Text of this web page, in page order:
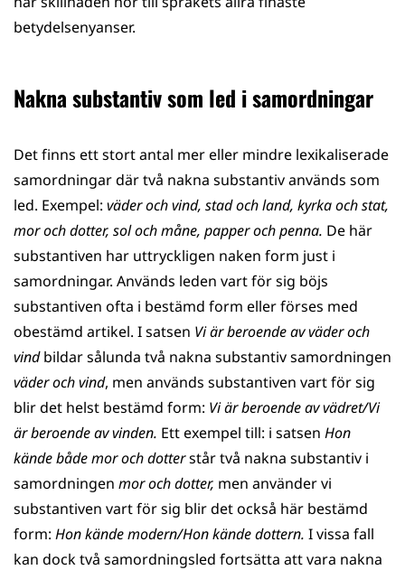
betydelsenyanser.
Nakna substantiv som led i samordningar
Det finns ett stort antal mer eller mindre lexikaliserade
samordningar där två nakna substantiv används som
led. Exempel: väder och vind, stad och land, kyrka och stat,
mor och dotter, sol och måne, papper och penna. De här
substantiven har uttryckligen naken form just i
samordningar. Används leden vart för sig böjs
substantiven ofta i bestämd form eller förses med
obestämd artikel. I satsen Vi är beroende av väder och
vindbildar sålunda två nakna substantiv samordningen
väder ochvind, men används substantiven vart för sig
blir det helst bestämd form: Vi är beroende av vädret/Vi
är beroende av vinden. Ett exempel till: i satsen Hon
kände både mor och dotterstår två nakna substantiv i
samordningen mor och dotter, men använder vi
substantiven vart för sig blir det också här bestämd
form: Hon kände modern/Hon kände dottern. I vissa fall
kan dock två samordningsled fortsätta att vara nakna